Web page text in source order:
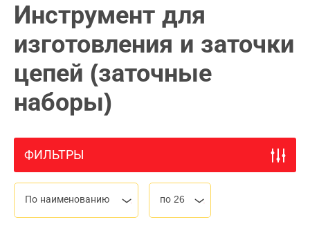
Инструмент для
изготовления и заточки
цепей (заточные
наборы)
ФИЛЬТРЫ
По наименованию по 26